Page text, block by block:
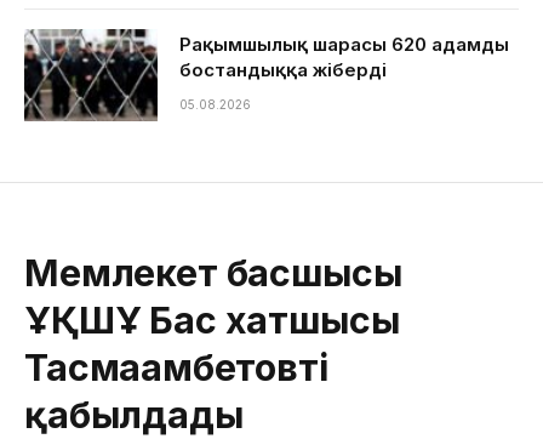
Рақымшылық шарасы 620 адамды
бостандыққа жіберді
05.08.2026
Мемлекет басшысы
ҰҚШҰ Бас хатшысы
Тасмағамбетовті
қабылдады